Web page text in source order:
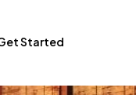
Started